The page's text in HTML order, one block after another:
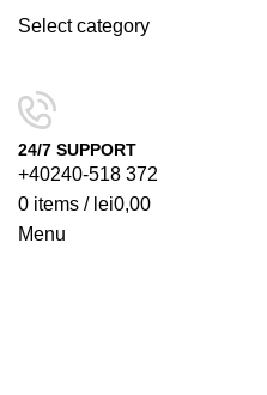
Select category
24/7 SUPPORT
+40240-518 372
0 items / lei0,00
Menu